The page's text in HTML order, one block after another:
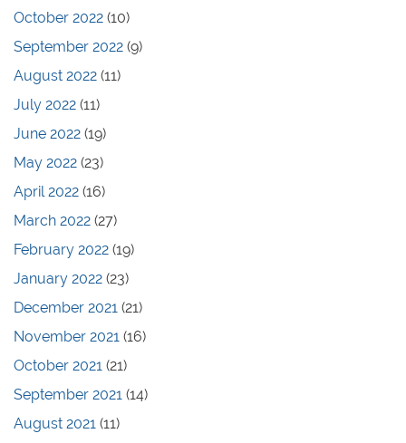
October 2022 (10)
September 2022 (9)
August 2022 (11)
July 2022 (11)
June 2022 (19)
May 2022 (23)
April 2022 (16)
March 2022 (27)
February 2022 (19)
January 2022 (23)
December 2021 (21)
November 2021 (16)
October 2021 (21)
September 2021 (14)
August 2021 (11)